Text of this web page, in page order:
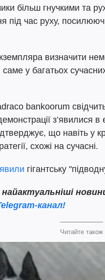
більш гнучкими та
під час руху,
визначити
саме у багатьох
bankoorum
з’явилися
що навіть у
схожі на сучасні.
гігантську
новини
канал!
Читайте також